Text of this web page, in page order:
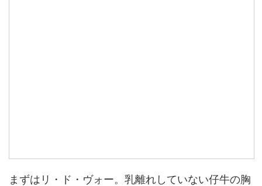
まずはリ・ド・ヴォー。乳離れしていない仔牛の胸